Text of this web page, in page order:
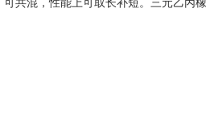
共混，性能上可取长补短。三元乙丙